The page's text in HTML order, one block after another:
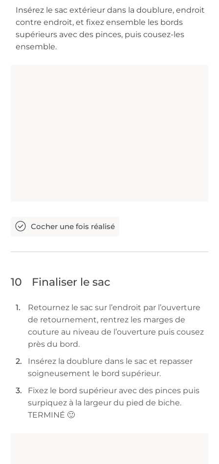
Insérez le sac extérieur dans la doublure, endroit
contre endroit, et fixez ensemble les bords
supérieurs avec des pinces, puis cousez-les
ensemble.
10 Finaliser le sac
Retournez le sac sur l’endroit par l’ouverture
de retournement, rentrez les marges de
couture au niveau de l’ouverture puis cousez
près du bord.
Insérez la doublure dans le sac et repasser
soigneusement le bord supérieur.
Fixez le bord supérieur avec des pinces puis
surpiquez à la largeur du pied de biche.
TERMINÉ 🙂